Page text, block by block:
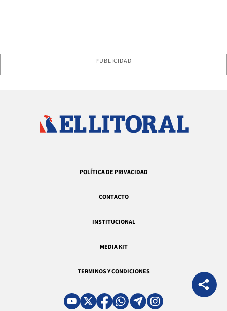
PUBLICIDAD
POLÍTICA DE PRIVACIDAD
CONTACTO
INSTITUCIONAL
MEDIA KIT
TERMINOS Y CONDICIONES